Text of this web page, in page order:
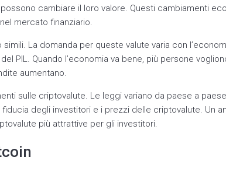
cambiare il loro valore. Questi cambiamenti
mercato finanziario.
La domanda per queste valute varia con
PIL. Quando l’economia va bene, più persone
aumentano.
sulle criptovalute. Le leggi variano da paese a
degli investitori e i prezzi delle criptovalute. Un
più attrattive per gli investitori.